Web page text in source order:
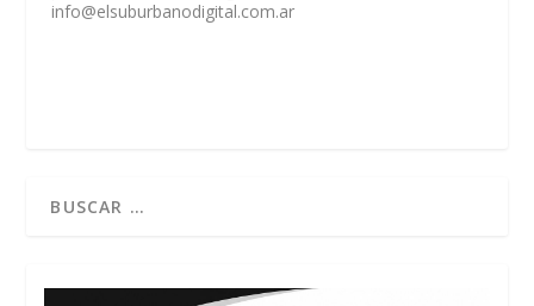
info@elsuburbanodigital.com.ar